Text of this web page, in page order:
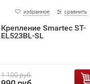
избранное сравнить
Крепление Smartec ST-
EL523BL-SL
1 100 руб.